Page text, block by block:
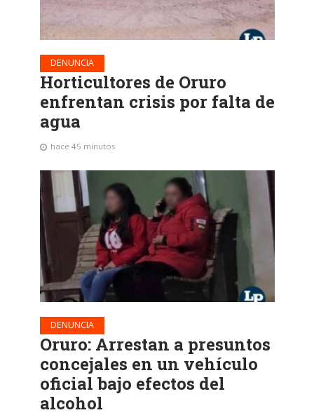
DENUNCIA
Horticultores de Oruro
enfrentan crisis por falta de
agua
hace 45 minutos
DENUNCIA
Oruro: Arrestan a presuntos
concejales en un vehículo
oficial bajo efectos del
alcohol